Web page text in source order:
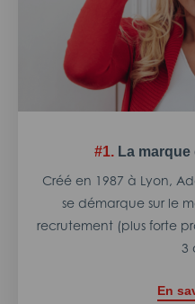
#1. La
Créé en 1987 à Lyon,
se démarque sur le
recrutement (plus forte
3
En